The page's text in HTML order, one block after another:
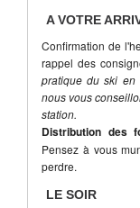
A VOTRE
Confirmation de
rappel des
pratique du ski en
nous vous
station.
Distribution des
Pensez à vous
perdre.
LE SOIR